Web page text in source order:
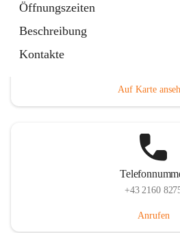
Öffnungszeiten
Beschreibung
Kontakte
Auf Karte
+43 2160
Anrufen